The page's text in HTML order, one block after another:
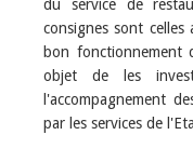
du service de
consignes sont
bon fonctionnement
objet de les
l'accompagnement
par les services de